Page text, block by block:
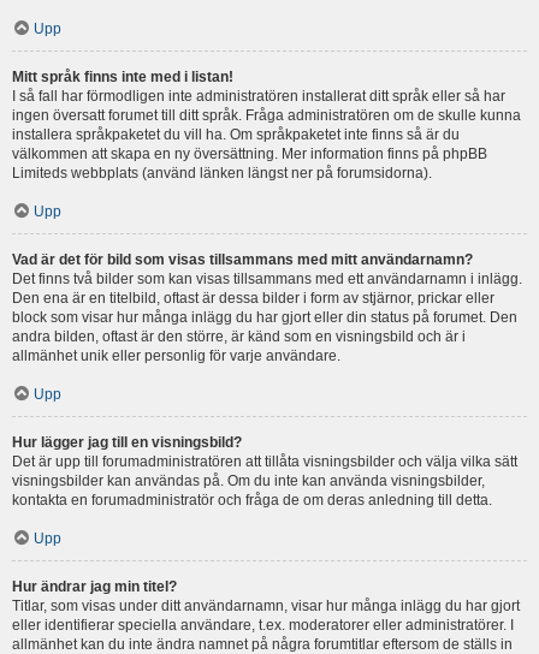
Upp
Mitt språk finns inte med i listan!
I så fall har förmodligen inte administratören installerat ditt språk eller så har
ingen översatt forumet till ditt språk. Fråga administratören om de skulle kunna
installera språkpaketet du vill ha. Om språkpaketet inte finns så är du
välkommen att skapa en ny översättning. Mer information finns på phpBB
Limiteds webbplats (använd länken längst ner på forumsidorna).
Upp
Vad är det för bild som visas tillsammans med mitt användarnamn?
Det finns två bilder som kan visas tillsammans med ett användarnamn i inlägg.
Den ena är en titelbild, oftast är dessa bilder i form av stjärnor, prickar eller
block som visar hur många inlägg du har gjort eller din status på forumet. Den
andra bilden, oftast är den större, är känd som en visningsbild och är i
allmänhet unik eller personlig för varje användare.
Upp
Hur lägger jag till en visningsbild?
Det är upp till forumadministratören att tillåta visningsbilder och välja vilka sätt
visningsbilder kan användas på. Om du inte kan använda visningsbilder,
kontakta en forumadministratör och fråga de om deras anledning till detta.
Upp
Hur ändrar jag min titel?
Titlar, som visas under ditt användarnamn, visar hur många inlägg du har gjort
eller identifierar speciella användare, t.ex. moderatorer eller administratörer. I
allmänhet kan du inte ändra namnet på några forumtitlar eftersom de ställs in